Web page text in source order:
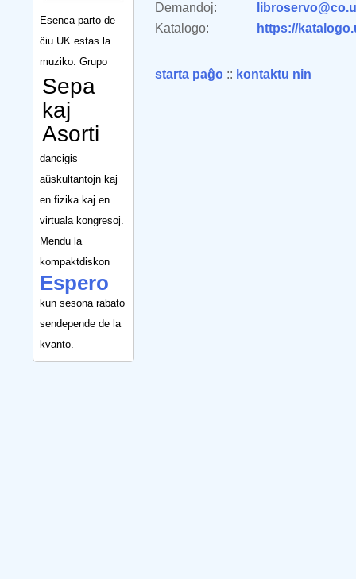
Esenca parto de
ĉiu UK estas la
muziko. Grupo
Sepa
kaj
Asorti
dancigis
aŭskultantojn kaj
en fizika kaj en
virtuala kongresoj.
Mendu la
kompaktdiskon
Espero
kun sesona rabato
sendepende de la
kvanto.
Demandoj:
Katalogo:
https://
starta paĝo :: kontaktu nin